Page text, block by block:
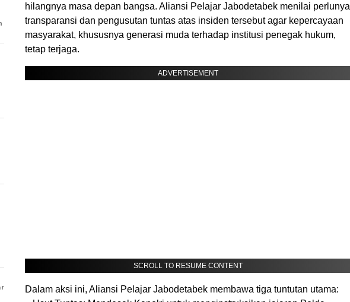
hilangnya masa depan bangsa. Aliansi Pelajar Jabodetabek menilai perlunya
transparansi dan pengusutan tuntas atas insiden tersebut agar kepercayaan
masyarakat, khususnya generasi muda terhadap institusi penegak hukum,
tetap terjaga.
ADVERTISEMENT
SCROLL TO RESUME CONTENT
​Dalam aksi ini, Aliansi Pelajar Jabodetabek membawa tiga tuntutan utama: